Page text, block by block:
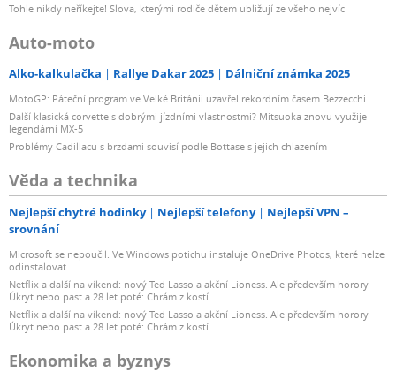
Tohle nikdy neříkejte! Slova, kterými rodiče dětem ubližují ze všeho nejvíc
Auto-moto
Alko-kalkulačka Rallye Dakar 2025 Dálniční známka 2025
MotoGP: Páteční program ve Velké Británii uzavřel rekordním časem Bezzecchi
Další klasická corvette s dobrými jízdními vlastnostmi? Mitsuoka znovu využije
legendární MX-5
Problémy Cadillacu s brzdami souvisí podle Bottase s jejich chlazením
Věda a technika
Nejlepší chytré hodinky Nejlepší telefony
Nejlepší VPN –
srovnání
Microsoft se nepoučil. Ve Windows potichu instaluje OneDrive Photos, které nelze
odinstalovat
Netflix a další na víkend: nový Ted Lasso a akční Lioness. Ale především horory
Úkryt nebo past a 28 let poté: Chrám z kostí
Netflix a další na víkend: nový Ted Lasso a akční Lioness. Ale především horory
Úkryt nebo past a 28 let poté: Chrám z kostí
Ekonomika a byznys